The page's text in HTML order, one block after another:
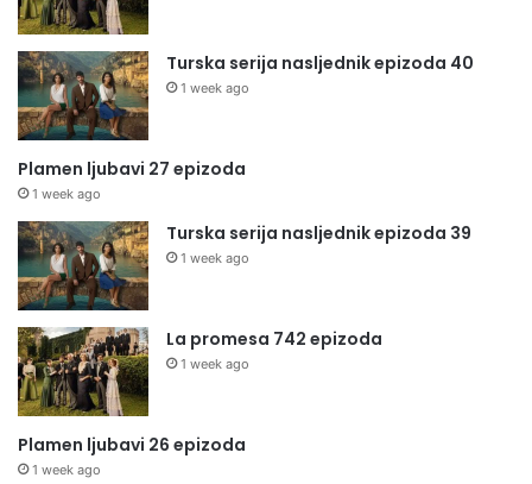
Turska serija nasljednik epizoda 40
1 week ago
Plamen ljubavi 27 epizoda
1 week ago
Turska serija nasljednik epizoda 39
1 week ago
La promesa 742 epizoda
1 week ago
Plamen ljubavi 26 epizoda
1 week ago